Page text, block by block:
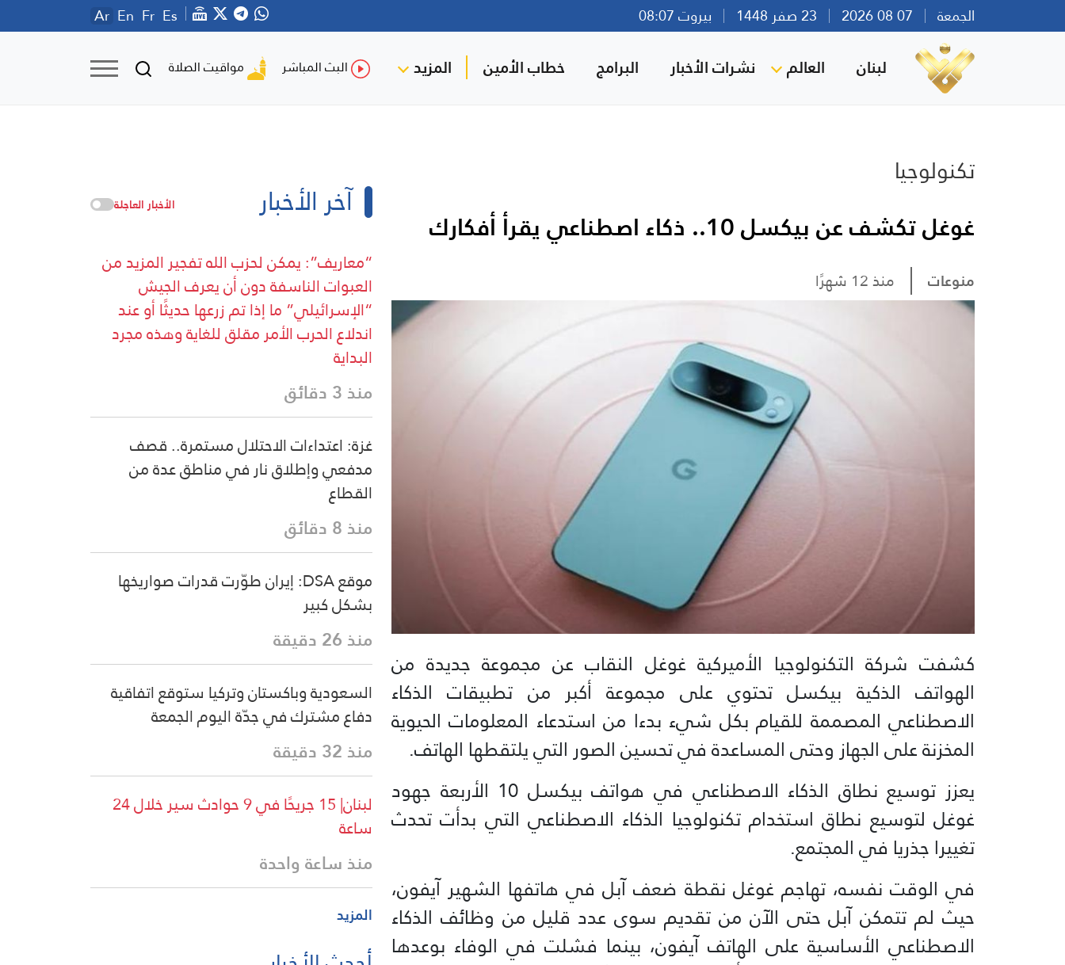
الجمعة بيروت 08:07 Ar En Fr Es
لبنان العالم نشرات الأخبار البرامج خطاب الأمين المزيد البث المباشر مواقيت الصلاة
تكنولوجيا
غوغل تكشف عن بيكسل 10.. ذكاء اصطناعي يقرأ أفكارك
منوعات منذ 12 شهرًا
كشفت شركة التكنولوجيا الأميركية غوغل النقاب عن مجموعة جديدة من
الهواتف الذكية بيكسل تحتوي على مجموعة أكبر من تطبيقات الذكاء
الاصطناعي المصممة للقيام بكل شيء بدءا من استدعاء المعلومات الحيوية
المخزنة على الجهاز وحتى المساعدة في تحسين الصور التي يلتقطها الهاتف.
يعزز توسيع نطاق الذكاء الاصطناعي في هواتف بيكسل 10 الأربعة جهود
غوغل لتوسيع نطاق استخدام تكنولوجيا الذكاء الاصطناعي التي بدأت تحدث
تغييرا جذريا في المجتمع.
في الوقت نفسه، تهاجم غوغل نقطة ضعف آبل في هاتفها الشهير آيفون،
حيث لم تتمكن آبل حتى الآن من تقديم سوى عدد قليل من وظائف الذكاء
الاصطناعي الأساسية على الهاتف آيفون، بينما فشلت في الوفاء بوعدها
آخر الأخبار الأخبار العاجلة
“معاريف”: يمكن لحزب الله تفجير المزيد من
العبوات الناسفة دون أن يعرف الجيش
“الإسرائيلي” ما إذا تم زرعها حديثًا أو عند
اندلاع الحرب الأمر مقلق للغاية وهذه مجرد
البداية
منذ 3 دقائق
غزة: اعتداءات الاحتلال مستمرة.. قصف
مدفعي وإطلاق نار في مناطق عدة من
القطاع
منذ 8 دقائق
موقع DSA: إيران طوّرت قدرات صواريخها
بشكل كبير
منذ 26 دقيقة
السعودية وباكستان وتركيا ستوقع اتفاقية
دفاع مشترك في جدّة اليوم الجمعة
منذ 32 دقيقة
لبنان| 15 جريحًا في 9 حوادث سير خلال 24
ساعة
منذ ساعة واحدة
المزيد